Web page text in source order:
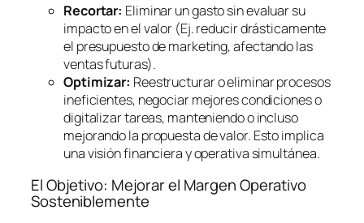
Recortar: Eliminar un gasto sin evaluar su
impacto en el valor (Ej. reducir drásticamente
el presupuesto de marketing, afectando las
ventas futuras).
Optimizar: Reestructurar o eliminar procesos
ineficientes, negociar mejores condiciones o
digitalizar tareas, manteniendo o incluso
mejorando la propuesta de valor. Esto implica
una visión financiera y operativa simultánea.
El Objetivo: Mejorar el Margen Operativo
Sosteniblemente